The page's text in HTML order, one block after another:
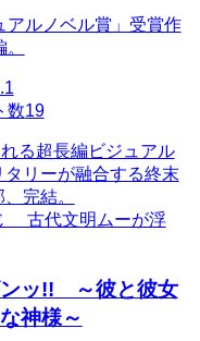
アルノベル賞」受賞作
数19
る超長編ビジュアル
リーが融合する終末
完結。
代文明ムーが浮
ッ!! ～彼と彼女
神様～